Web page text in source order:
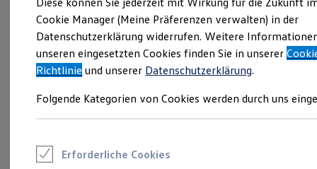
Sportwagen
Schnell verfügbare Fahrzeuge
Angebote und Produkte
Aktuelle Angebote
E-Auto-Förderung
Volkswagen Marktplatz
Junge Gebrauchtwagen und Gebrauchtwagen
Saisonangebote
Cookie Manager (Meine Präferenzen verwalten) in der
Datenschutzerklärung widerrufen. Weitere
unseren eingesetzten Cookies finden Sie in unserer
Richtlinie und unserer Datenschutzerklärung.
Folgende Kategorien von Cookies werden durch uns
Erforderliche Cookies